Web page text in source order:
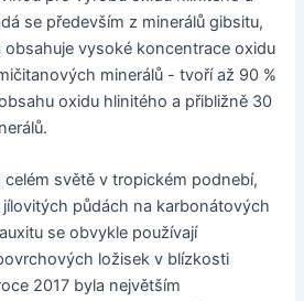
se především z minerálů gibsitu,
obsahuje vysoké koncentrace oxidu
minerálů - tvoří až 90 %
oxidu hlinitého a přibližně 30
světě v tropickém podnebí,
půdách na karbonátových
se obvykle používají
ložisek v blízkosti
2017 byla největším